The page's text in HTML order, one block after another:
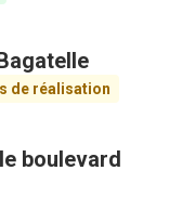
de réalisation
boulevard